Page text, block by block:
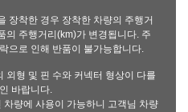
장착한 경우 장착한 차량의 주행거
의 주행거리(km)가 변경됩니다. 주
으로 인해 반품이 불가능합니다.
외형 및 핀 수와 커넥터 형상이 다를
바랍니다.
량에 사용이 가능하니 고객님 차량